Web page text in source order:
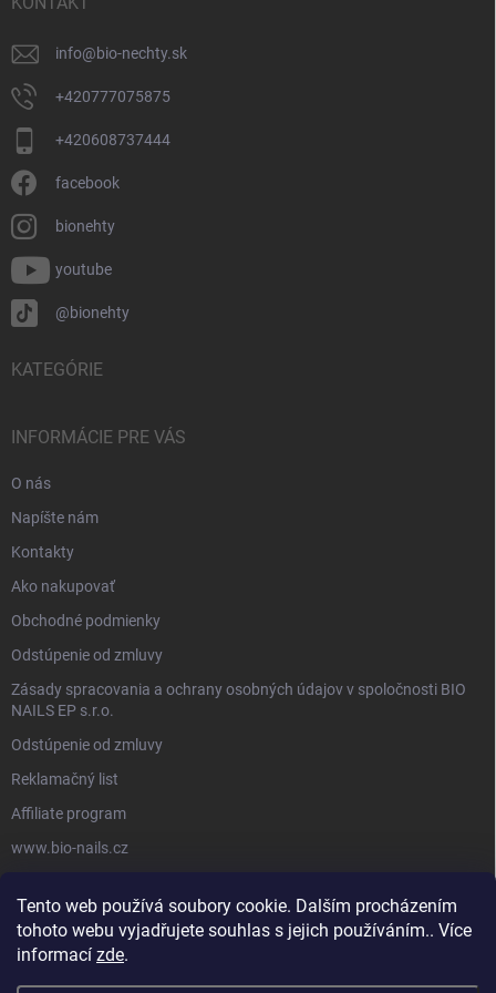
Tento web používá soubory cookie. Dalším procházením
tohoto webu vyjadřujete souhlas s jejich používáním.. Více
informací zde.
info@bio-nechty.sk
+420777075875
+420608737444
facebook
bionehty
youtube
@bionehty
KATEGÓRIE
INFORMÁCIE PRE VÁS
O nás
Napíšte nám
Kontakty
Ako nakupovať
Obchodné podmienky
Odstúpenie od zmluvy
Zásady spracovania a ochrany osobných údajov v spoločnosti BIO
NAILS EP s.r.o.
Odstúpenie od zmluvy
Reklamačný list
Affiliate program
www.bio-nails.cz
FACEBOOK